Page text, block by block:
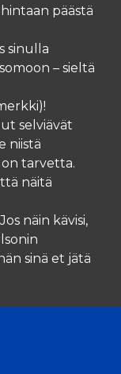
päästä
sinulla
– sieltä
selviävät
niistä
tarvetta.
näitä
näin kävisi,
sinä et jätä